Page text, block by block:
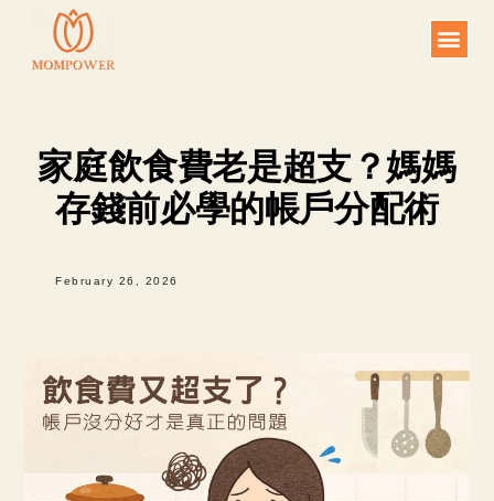
家庭飲食費老是超支？媽媽
存錢前必學的帳戶分配術
February 26, 2026